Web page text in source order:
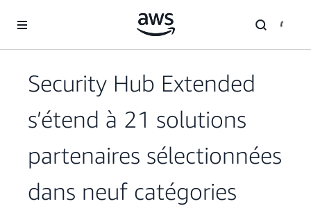
Security Hub Extended
s’étend à 21 solutions
partenaires sélectionnées
dans neuf catégories